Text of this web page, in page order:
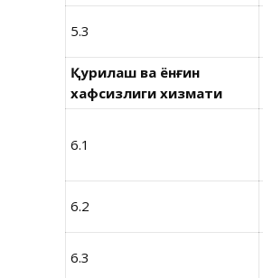
5.3
Қуриқлаш ва ёнғин
хафсизлиги хизмати
6.1
6.2
6.3